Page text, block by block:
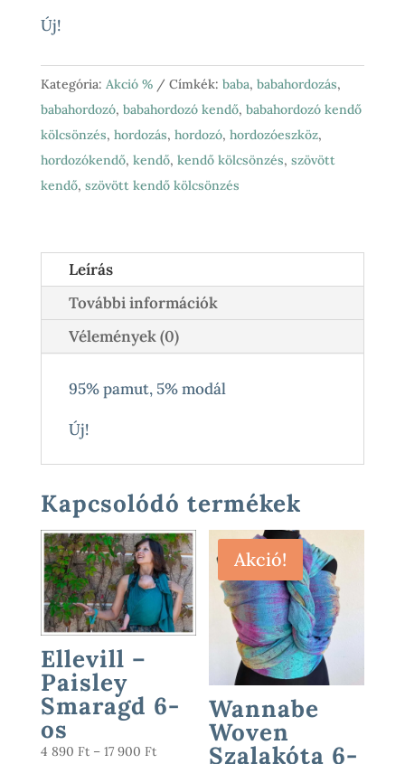
Új!
Kategória: Akció % Címkék: baba, babahordozás,
babahordozó, babahordozó kendő, babahordozó kendő
kölcsönzés, hordozás, hordozó, hordozóeszköz,
hordozókendő, kendő, kendő kölcsönzés, szövött
kendő, szövött kendő kölcsönzés
Leírás
További információk
Vélemények (0)
95% pamut, 5% modál
Új!
Kapcsolódó termékek
Ellevill –
Paisley
Smaragd 6-
os
4 890 Ft – 17 900 FtÁrtartomány:
Akció!
Wannabe
Woven
Szalakóta 6-